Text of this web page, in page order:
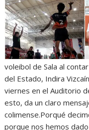
voleibol de Sala al
del Estado, Indira
viernes en el Auditorio
esto, da un claro
colimense.Porqué
porque nos hemos